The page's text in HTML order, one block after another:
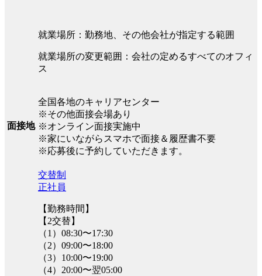
就業場所：勤務地、その他会社が指定する範囲
就業場所の変更範囲：会社の定めるすべてのオフィ
ス
面接地
全国各地のキャリアセンター
※その他面接会場あり
※オンライン面接実施中
※家にいながらスマホで面接＆履歴書不要
※応募後に予約していただきます。
交替制
正社員
【勤務時間】
【2交替】
（1）08:30〜17:30
（2）09:00〜18:00
（3）10:00〜19:00
（4）20:00〜翌05:00